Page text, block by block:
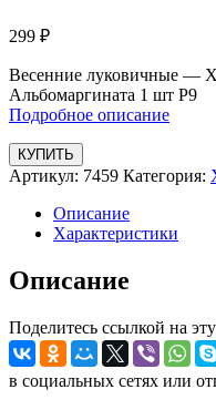
299 ₽
Весенние луковичные —
Альбомаргината 1 шт Р9
Подробное описание
КУПИТЬ
Артикул: 7459 Категория:
Описание
Характеристики
Описание
Поделитесь ссылкой на
в социальных сетях или